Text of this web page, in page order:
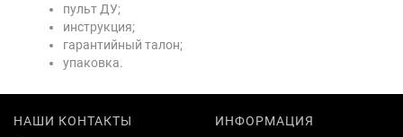
пульт ДУ;
инструкция;
гарантийный талон;
упаковка.
НАШИ КОНТАКТЫ
ИНФОРМАЦИЯ